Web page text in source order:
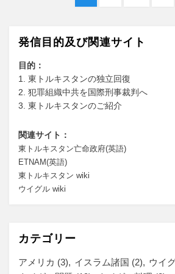
ペ
ー
ジ
送
り
ー
発信目的及び関連サイト
目的：
1. 東トルキスタンの独立回復
2. 犯罪組織中共を国際刑事裁判へ
3. 東トルキスタンのご紹介
関連サイト：
東トルキスタン亡命政府(英語)
ETNAM(英語)
東トルキスタン wiki
ウイグル wiki
カテゴリー
アメリカ (3) イスラム諸国 (2) ウイ